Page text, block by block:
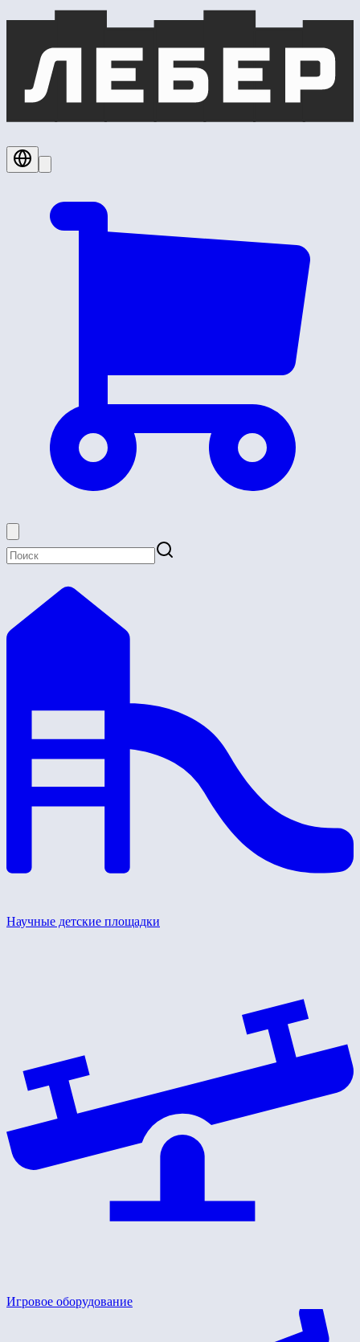
Научные детские площадки
Игровое оборудование